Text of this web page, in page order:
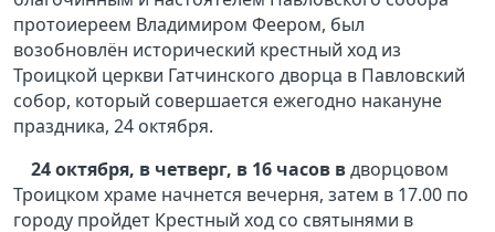
протоиереем Владимиром Феером, был
возобновлён исторический крестный ход из
Троицкой церкви Гатчинского дворца в Павловский
собор, который совершается ежегодно накануне
праздника, 24 октября.
24 октября, в четверг, в 16 часов вдворцовом
Троицком храме начнется вечерня, затем в 17.00 по
городу пройдет Крестный ход со святынями в